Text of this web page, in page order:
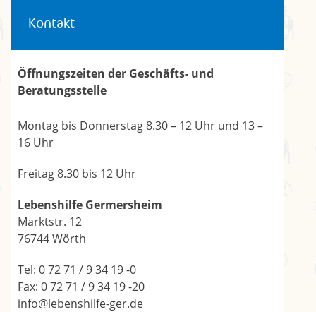
Kontakt
Öffnungszeiten der Geschäfts- und
Beratungsstelle
Montag bis Donnerstag 8.30 – 12 Uhr und 13 –
16 Uhr
Freitag 8.30 bis 12 Uhr
Lebenshilfe Germersheim
Marktstr. 12
76744 Wörth
Tel: 0 72 71 / 9 34 19 -0
Fax: 0 72 71 / 9 34 19 -20
info@lebenshilfe-ger.de